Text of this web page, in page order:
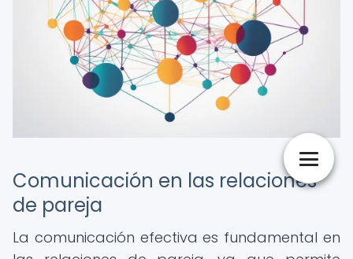
Comunicación en las relaciones
de pareja
La comunicación efectiva es fundamental en